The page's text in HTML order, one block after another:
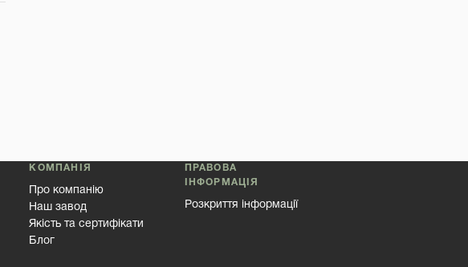
КОМПАНІЯ
Про компанію
Наш завод
Якість та сертифікати
Блог
ПРАВОВА
ІНФОРМАЦІЯ
Розкриття інформації